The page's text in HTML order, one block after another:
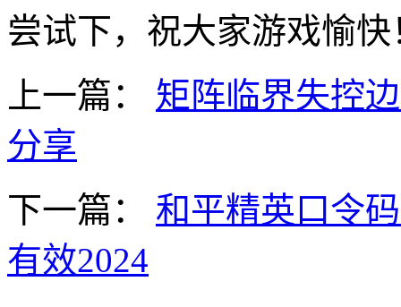
尝试下，祝大家游戏愉快
上一篇：
矩阵临界失控
分享
下一篇：
和平精英口令
有效2024